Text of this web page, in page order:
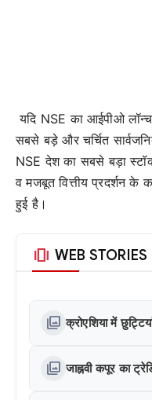
यदि NSE का आईपीओ लॉन्च
सबसे बड़े और चर्चित
NSE देश का सबसे बड़ा
व मजबूत वित्तीय प्रदर्शन के
हुई है।
amp_stories WEB STORIES
photo_library क्रोएशिया में
photo_library जाह्नवी कपूर का